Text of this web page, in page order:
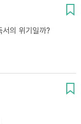
서의 위기일까?